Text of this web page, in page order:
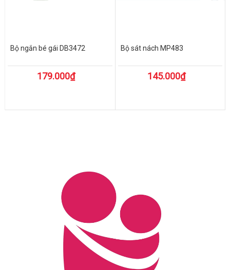
Bộ ngắn bé gái DB3472
179.000₫
Bộ sát nách MP483
145.000₫